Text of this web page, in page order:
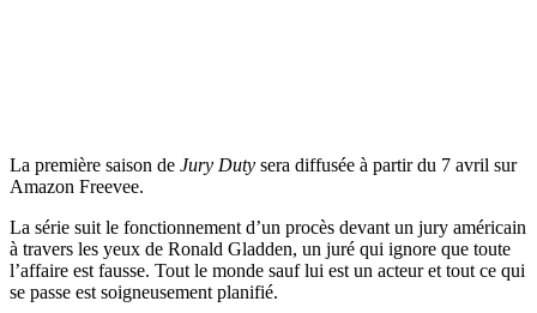
La première saison de Jury Duty sera diffusée à partir du 7 avril sur
Amazon Freevee.
La série suit le fonctionnement d’un procès devant un jury américain
à travers les yeux de Ronald Gladden, un juré qui ignore que toute
l’affaire est fausse. Tout le monde sauf lui est un acteur et tout ce qui
se passe est soigneusement planifié.